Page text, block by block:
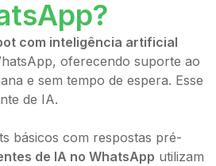
com inteligência artificial
oferecendo suporte ao
e sem tempo de espera. Esse
de IA.
básicos com respostas pré-
de IA no WhatsApp utilizam